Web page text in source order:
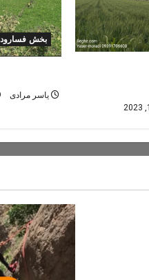
بخش فسارود
یاسر مرادی